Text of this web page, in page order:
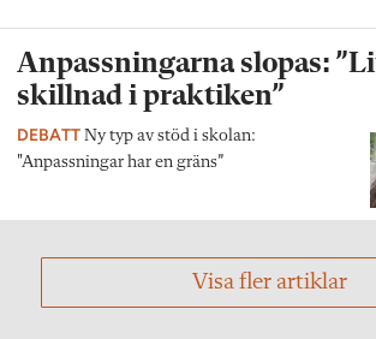
Anpassningarna slopas:
skillnad i praktiken”
DEBATT Ny typ av stöd i skolan:
"Anpassningar har en gräns”
Visa fler artiklar